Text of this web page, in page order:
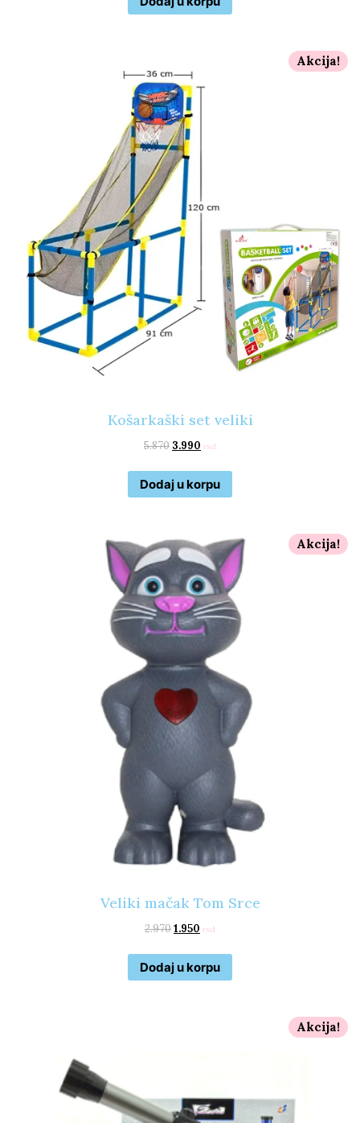
Akcija!
Košarkaški set veliki
5.870 3.990 rsd
Dodaj u korpu
Akcija!
Veliki mačak Tom Srce
2.9701.950 rsd
Dodaj u korpu
Akcija!